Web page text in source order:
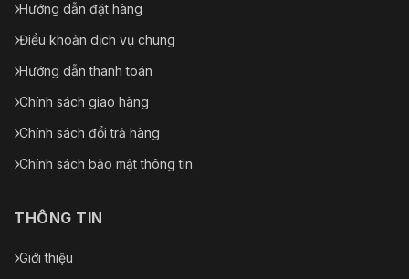
Hướng dẫn đặt hàng
Điều khoản dịch vụ chung
Hướng dẫn thanh toán
Chính sách giao hàng
Chính sách đổi trả hàng
Chính sách bảo mật thông tin
THÔNG TIN
Giới thiệu